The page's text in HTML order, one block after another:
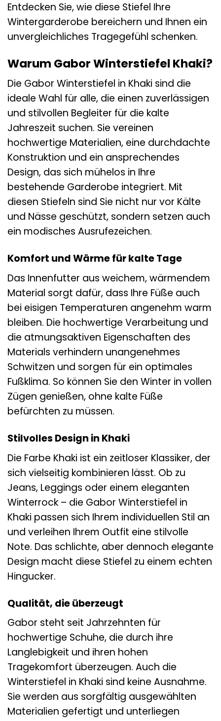
Entdecken Sie, wie diese Stiefel Ihre
Wintergarderobe bereichern und Ihnen ein
unvergleichliches Tragegefühl schenken.
Warum Gabor Winterstiefel Khaki?
Die Gabor Winterstiefel in Khaki sind die
ideale Wahl für alle, die einen zuverlässigen
und stilvollen Begleiter für die kalte
Jahreszeit suchen. Sie vereinen
hochwertige Materialien, eine durchdachte
Konstruktion und ein ansprechendes
Design, das sich mühelos in Ihre
bestehende Garderobe integriert. Mit
diesen Stiefeln sind Sie nicht nur vor Kälte
und Nässe geschützt, sondern setzen auch
ein modisches Ausrufezeichen.
Komfort und Wärme für kalte Tage
Das Innenfutter aus weichem, wärmendem
Material sorgt dafür, dass Ihre Füße auch
bei eisigen Temperaturen angenehm warm
bleiben. Die hochwertige Verarbeitung und
die atmungsaktiven Eigenschaften des
Materials verhindern unangenehmes
Schwitzen und sorgen für ein optimales
Fußklima. So können Sie den Winter in vollen
Zügen genießen, ohne kalte Füße
befürchten zu müssen.
Stilvolles Design in Khaki
Die Farbe Khaki ist ein zeitloser Klassiker, der
sich vielseitig kombinieren lässt. Ob zu
Jeans, Leggings oder einem eleganten
Winterrock – die Gabor Winterstiefel in
Khaki passen sich Ihrem individuellen Stil an
und verleihen Ihrem Outfit eine stilvolle
Note. Das schlichte, aber dennoch elegante
Design macht diese Stiefel zu einem echten
Hingucker.
Qualität, die überzeugt
Gabor steht seit Jahrzehnten für
hochwertige Schuhe, die durch ihre
Langlebigkeit und ihren hohen
Tragekomfort überzeugen. Auch die
Winterstiefel in Khaki sind keine Ausnahme.
Sie werden aus sorgfältig ausgewählten
Materialien gefertigt und unterliegen